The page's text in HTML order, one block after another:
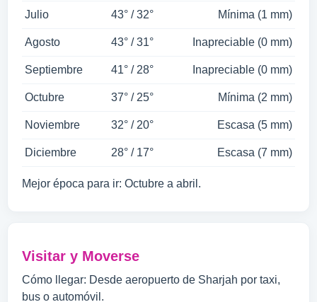
Julio 43° / 32° Mínima (1 mm)
Agosto 43° / 31° Inapreciable (0 mm)
Septiembre 41° / 28° Inapreciable (0 mm)
Octubre 37° / 25° Mínima (2 mm)
Noviembre 32° / 20° Escasa (5 mm)
Diciembre 28° / 17° Escasa (7 mm)
Mejor época para ir: Octubre a abril.
Visitar y Moverse
Cómo llegar: Desde aeropuerto de Sharjah por taxi,
bus o automóvil.